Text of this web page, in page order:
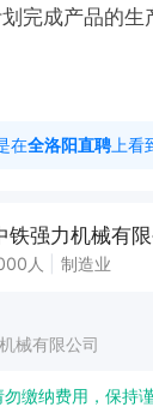
完成产品的生
折弯加工经验
神和责任心；
在全洛阳直聘 上看
铁强力机械有限
人 制造业
械有限公司
缴纳费用，保持